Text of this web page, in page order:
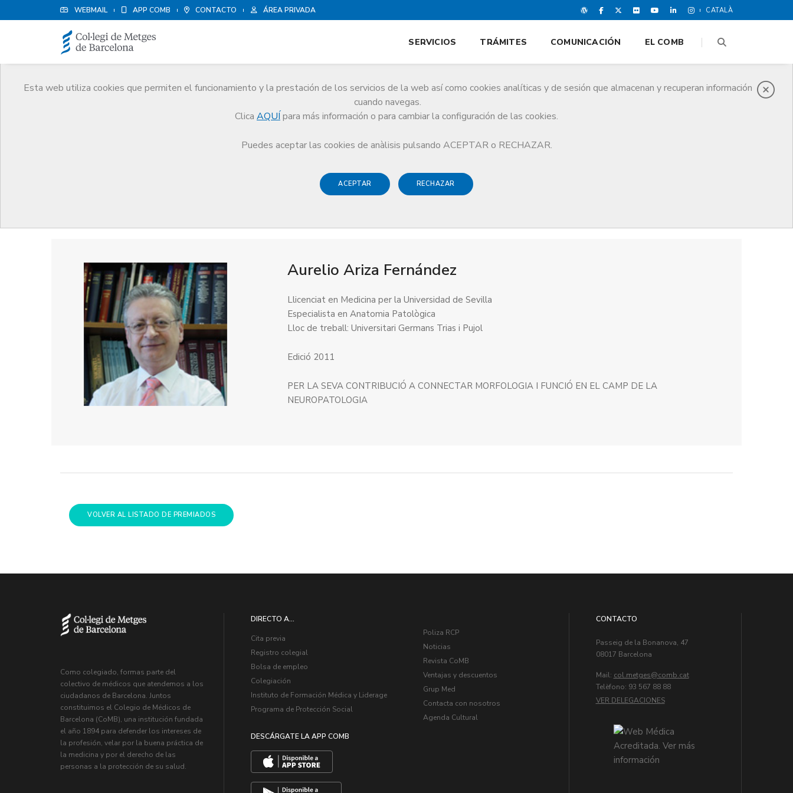
WEBMAIL APP COMB CONTACTO ÁREA PRIVADA CATALÀ
Esta web utiliza cookies que permiten el funcionamiento y la prestación de los servicios de la web así como cookies analíticas y de sesión que almacenan y recuperan información
cuando navegas.
Clica AQUÍ para más información o para cambiar la configuración de las cookies.
Puedes aceptar las cookies de anàlisis pulsando ACEPTAR o RECHAZAR.
ACEPTAR RECHAZAR
SERVICIOS TRÁMITES COMUNICACIÓN EL COMB
Guardonat Edició 2011
Aurelio Ariza Fernández
Llicenciat en Medicina per la Universidad de Sevilla
Especialista en Anatomia Patològica
Lloc de treball: Universitari Germans Trias i Pujol
Edició 2011
PER LA SEVA CONTRIBUCIÓ A CONNECTAR MORFOLOGIA I FUNCIÓ EN EL CAMP DE LA
NEUROPATOLOGIA
VOLVER AL LISTADO DE PREMIADOS
Como colegiado, formas parte del
colectivo de médicos que atendemos a los
ciudadanos de Barcelona. Juntos
constituimos el Colegio de Médicos de
Barcelona (CoMB), una institución fundada
el año 1894 para defender los intereses de
la profesión, velar por la buena práctica de
la medicina y por el derecho de las
personas a la protección de su salud.
DIRECTO A...
Cita previa
Registro colegial
Bolsa de empleo
Colegiación
Instituto de Formación Médica y Liderage
Programa de Protección Social
DESCÁRGATE LA APP COMB
Poliza RCP
Noticias
Revista CoMB
Ventajas y descuentos
Grup Med
Contacta con nosotros
Agenda Cultural
CONTACTO
Passeig de la Bonanova, 47
08017 Barcelona
Mail: col.metges
Telèfono: 93 567 88 88
VER DELEGACIONES